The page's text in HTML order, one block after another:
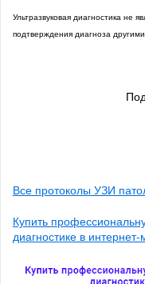
Ультразвуковая диагностика не
подтверждения диагноза
Все протоколы УЗИ
Купить
диагностике в